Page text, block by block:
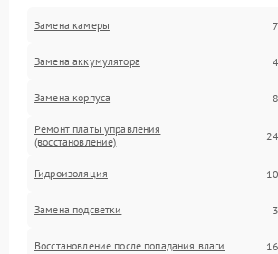
Замена камеры
Замена аккумулятора
Замена корпуса
Ремонт платы управления
(восстановление)
Гидроизоляция
Замена подсветки
Восстановление после попадания влаги